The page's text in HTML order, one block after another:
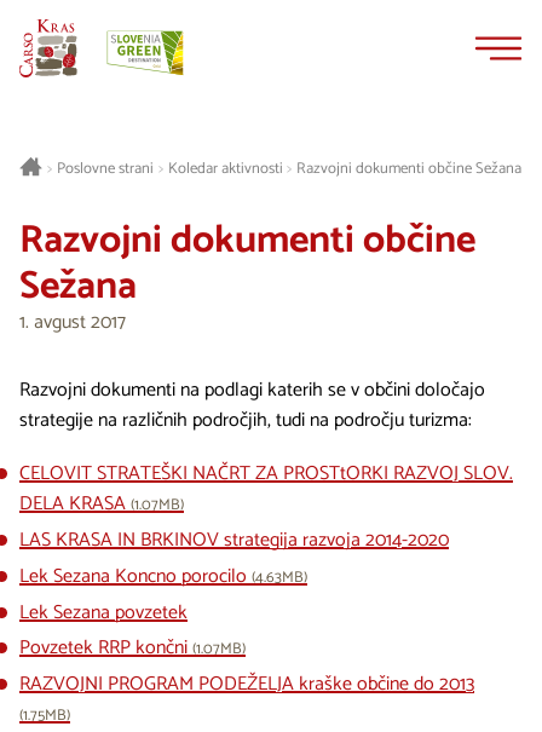
> Poslovne strani > Koledar aktivnosti > Razvojni dokumenti občine Sežana
Razvojni dokumenti občine
Sežana
1. avgust 2017
Razvojni dokumenti na podlagi katerih se v občini določajo
strategije na različnih področjih, tudi na področju turizma:
CELOVIT STRATEŠKI NAČRT ZA PROSTtORKI RAZVOJ SLOV.
DELA KRASA(1.07MB)
LAS KRASA IN BRKINOV strategija razvoja 2014-2020
Lek Sezana Koncno porocilo(4.63MB)
Lek Sezana povzetek
Povzetek RRP končni(1.07MB)
RAZVOJNI PROGRAM PODEŽELJA kraške občine do 2013
(1.75MB)